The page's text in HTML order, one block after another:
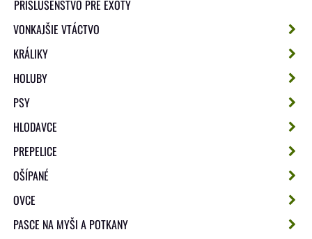
PRÍSLUŠENSTVO PRE EXOTY
VONKAJŠIE VTÁCTVO
KRÁLIKY
HOLUBY
PSY
HLODAVCE
PREPELICE
OŠÍPANÉ
OVCE
PASCE NA MYŠI A POTKANY